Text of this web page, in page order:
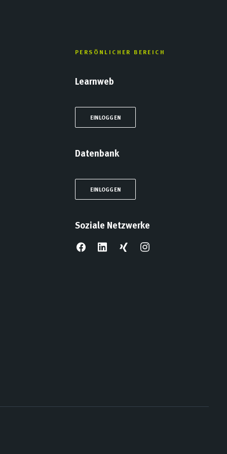
PERSÖNLICHER BEREICH
Learnweb
EINLOGGEN
Datenbank
EINLOGGEN
Soziale Netzwerke